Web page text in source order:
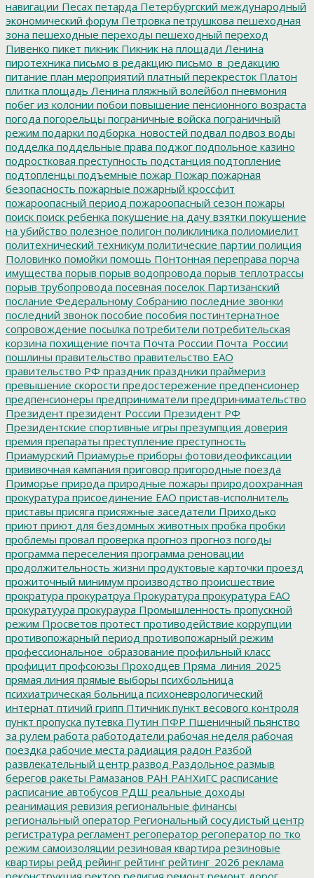
навигации Песах петарда Петербургский международный
экономический форум Петровка петрушкова пешеходная
зона пешеходные переходы пешеходный переход
Пивенко пикет пикник Пикник на площади Ленина
пиротехника письмо в редакцию письмо_в_редакцию
питание план мероприятий платный перекресток Платон
плитка площадь Ленина пляжный волейбол пневмония
побег из колонии побои повышение пенсионного возраста
погода погорельцы пограничные войска пограничный
режим подарки подборка_новостей подвал подвоз воды
подделка поддельные права поджог подпольное казино
подростковая преступность подстанция подтопление
подтопленцы подъемные пожар Пожар пожарная
безопасность пожарные пожарный кроссфит
пожароопасный период пожароопасный сезон пожары
поиск поиск ребенка покушение на дачу взятки покушение
на убийство полезное полигон поликлиника полиомиелит
политехнический техникум политические партии полиция
Половинко помойки помощь Понтонная переправа порча
имущества порыв порыв водопровода порыв теплотрассы
порыв трубопровода посевная поселок Партизанский
послание Федеральному Собранию последние звонки
последний звонок пособие пособия постинтернатное
сопровождение посылка потребители потребительская
корзина похищение почта Почта России Почта_России
пошлины правительство правительство ЕАО
правительство РФ праздник праздники праймериз
превышение скорости предостережение предпенсионер
предпенсионеры предприниматели предпринимательство
Президент президент России Президент РФ
Президентские спортивные игры презумпция доверия
премия препараты преступление преступность
Приамурский Приамурье приборы фотовидеофиксации
прививочная кампания приговор пригородные поезда
Приморье природа природные пожары природоохранная
прокуратура присоединение ЕАО пристав-исполнитель
приставы присяга присяжные заседатели Приходько
приют приют для бездомных животных пробка пробки
проблемы провал проверка прогноз прогноз погоды
программа переселения программа реновации
продолжительность жизни продуктовые карточки проезд
прожиточный минимум производство происшествие
прократура прокуратруа Прокуратура прокуратура ЕАО
прокуратуура прокураура Промышленность пропускной
режим Просветов протест противодействие коррупции
противопожарный период противопожарный режим
профессиональное_образование профильный класс
профицит профсоюзы Проходцев Пряма_линия_2025
прямая линия прямые выборы психбольница
психиатрическая больница психоневрологический
интернат птичий грипп Птичник пункт весового контроля
пункт пропуска путевка Путин ПФР Пшеничный пьянство
за рулем работа работодатели рабочая неделя рабочая
поездка рабочие места радиация радон Разбой
развлекательный центр развод Раздольное размыв
берегов ракеты Рамазанов РАН РАНХиГС расписание
расписание автобусов РДШ реальные доходы
реанимация ревизия региональные финансы
региональный оператор Региональный сосудистый центр
регистратура регламент регоператор регоператор по тко
режим самоизоляции резиновая квартира резиновые
квартиры рейд рейинг рейтинг рейтинг_2026 реклама